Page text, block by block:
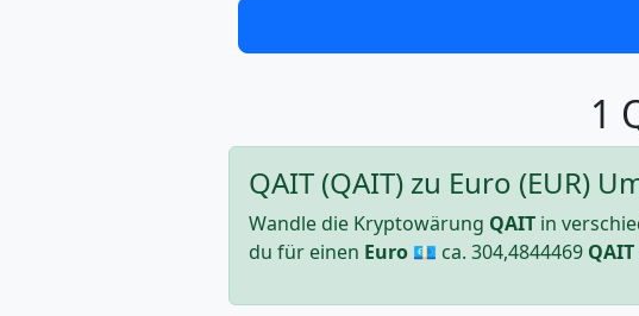
1
QAIT (QAIT) zu Euro (EUR)
Wandle die Kryptowärung QAIT in
du für einen Euro 💶 ca. 304,4844469 QAIT